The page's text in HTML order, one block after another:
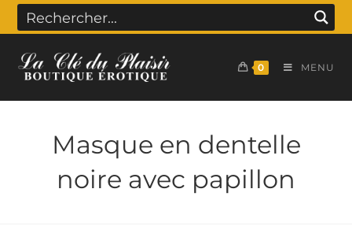
0 MENU
Masque en dentelle
noire avec papillon